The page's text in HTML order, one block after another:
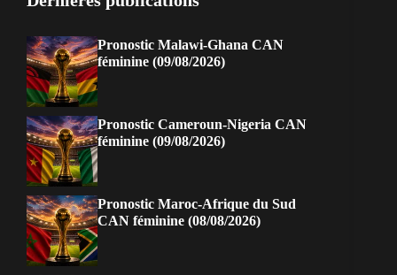
Pronostic Malawi-Ghana CAN
féminine (09/08/2026)
Pronostic Cameroun-Nigeria CAN
féminine (09/08/2026)
Pronostic Maroc-Afrique du Sud
CAN féminine (08/08/2026)